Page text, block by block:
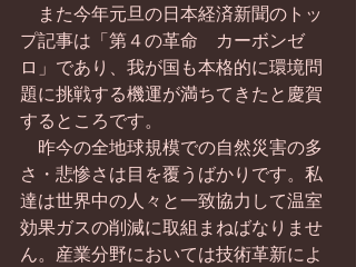
また今年元旦の日本経済新聞のトッ
プ記事は「第４の革命　カーボンゼ
ロ」であり、我が国も本格的に環境問
題に挑戦する機運が満ちてきたと慶賀
するところです。
昨今の全地球規模での自然災害の多
さ・悲惨さは目を覆うばかりです。私
達は世界中の人々と一致協力して温室
効果ガスの削減に取組まねばなりませ
ん。産業分野においては技術革新によ